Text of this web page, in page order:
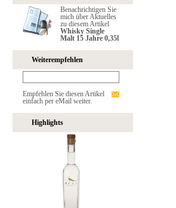
Benachrichtigen Sie
mich über Aktuelles
zu diesem Artikel
Whisky Single
Malt 15 Jahre 0,35l
Weiterempfehlen
Empfehlen Sie diesen Artikel
einfach per eMail weiter.
Highlights